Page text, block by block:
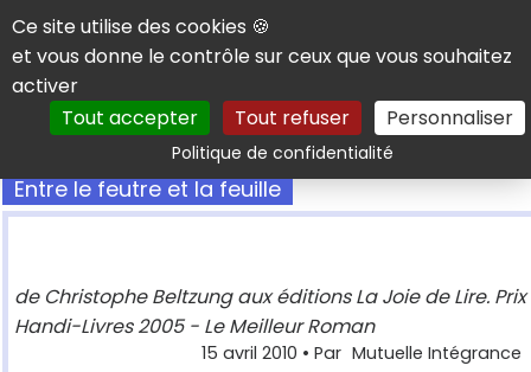
Panneau de gestion des cookies
Ce site utilise des cookies 🍪
et vous donne le contrôle sur ceux que vous souhaitez
activer
Tout accepter
Tout refuser Personnaliser
Politique de confidentialitéRechercher
Entre le feutre et la feuille
de Christophe Beltzung aux éditions La Joie de Lire. Prix
Handi-Livres 2005 - Le Meilleur Roman
15 avril 2010 • Par Mutuelle Intégrance